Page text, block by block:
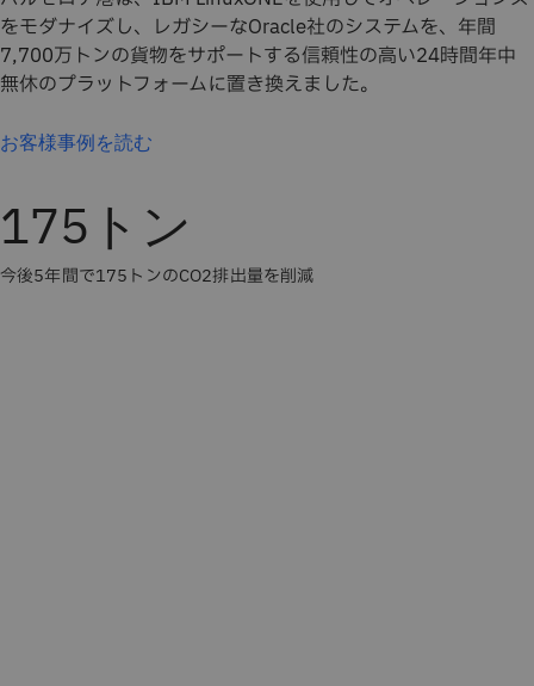
をモダナイズし、レガシーなOracle社のシステムを、年間
7,700万トンの貨物をサポートする信頼性の高い24時間年中
無休のプラットフォームに置き換えました。
お客様事例を読む
175トン
今後5年間で175トンのCO2排出量を削減